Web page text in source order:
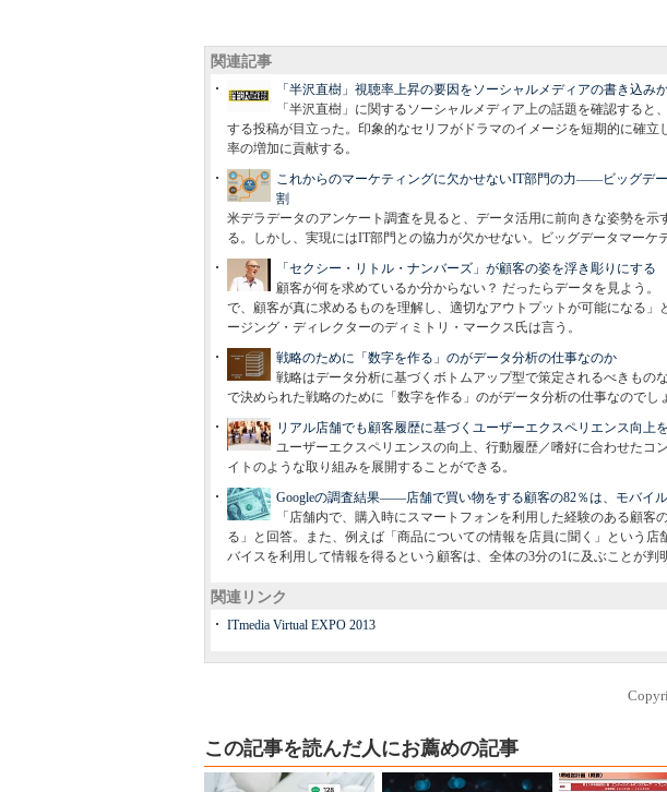
関連記事
「半沢直樹」視聴率上昇の要因をソーシャルメディアの書き込み
「半沢直樹」に関するソーシャルメディア上の話題を確認すると
する投稿が目立った。印象的なセリフがドラマのイメージを短期的に確
率の増加に貢献する。
これからのマーケティングに欠かせないIT部門の力――ビッグデ
割
米デラデータのアンケート調査を見ると、データ活用に前向きな姿勢を示
る。しかし、実現にはIT部門との協力が欠かせない。ビッグデータマーケ
「セクシー・リトル・ナンバーズ」が顧客の姿を浮き彫りにする
顧客が何を求めているか分からない？ だったらデータを見よう。
で、顧客が真に求めるものを理解し、適切なアウトプットが可能になる」
ージング・ディレクターのディミトリ・マークス氏は言う。
戦略のために「数字を作る」のがデータ分析の仕事なのか
戦略はデータ分析に基づくボトムアップ型で策定されるべきもの
で決められた戦略のために「数字を作る」のがデータ分析の仕事なのでし
リアル店舗でも顧客履歴に基づくユーザーエクスペリエンス向上
ユーザーエクスペリエンスの向上、行動履歴／嗜好に合わせたコ
イトのような取り組みを展開することができる。
Googleの調査結果――店舗で買い物をする顧客の82％は、モバイ
「店舗内で、購入時にスマートフォンを利用した経験のある顧客
る」と回答。また、例えば「商品についての情報を店員に聞く」という
バイスを利用して情報を得るという顧客は、全体の3分の1に及ぶことが判
関連リンク
ITmedia Virtual EXPO 2013
この記事を読んだ人にお薦めの記事